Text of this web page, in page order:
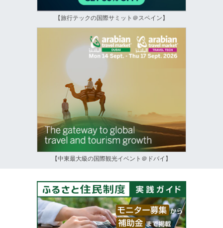
【旅行テックの国際サミット＠スペイン】
【中東最大級の国際観光イベント＠ドバイ】